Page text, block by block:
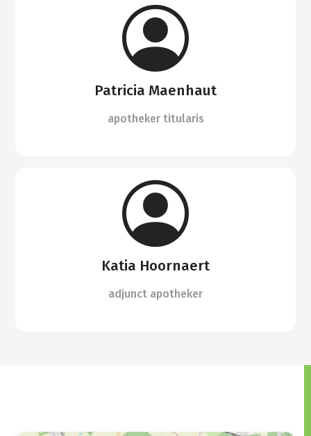
Patricia Maenhaut
apotheker titularis
Katia Hoornaert
adjunct apotheker